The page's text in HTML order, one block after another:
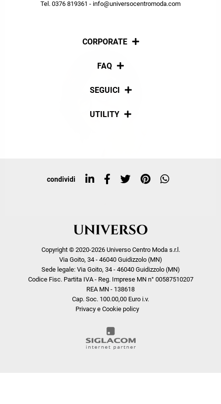
Tel. 0376 819361 - info@universocentromoda.com
CORPORATE
Chi siamo
FAQ
Pagamenti
SEGUICI
Social
UTILITY
Top ricerche
condividi
Copyright © 2020-2026 Universo Centro Moda s.r.l.
Via Goito, 34 - 46040 Guidizzolo (MN)
Sede legale: Via Goito, 34 - 46040 Guidizzolo (MN)
Codice Fisc. Partita IVA - Reg. Imprese MN n° 00587510207
REA MN - 138618
Cap. Soc. 100.00,00 Euro i.v.
Privacy e Cookie policy